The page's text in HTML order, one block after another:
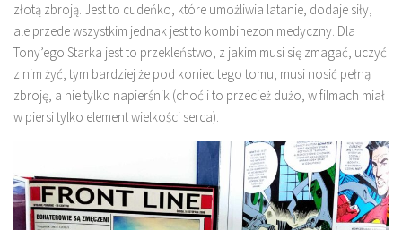
złotą zbroją. Jest to cudeńko, które umożliwia latanie, dodaje siły,
ale przede wszystkim jednak jest to kombinezon medyczny. Dla
Tony’ego Starka jest to przekleństwo, z jakim musi się zmagać, uczyć
z nim żyć, tym bardziej że pod koniec tego tomu, musi nosić pełną
zbroję, a nie tylko napierśnik (choć i to przecież dużo, w filmach miał
w piersi tylko element wielkości serca).